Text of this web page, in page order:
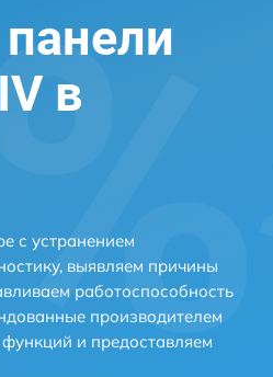
в
с устранением
выявляем причины
работоспособность
производителем
и предоставляем